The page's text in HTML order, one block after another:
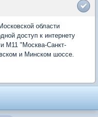
области
доступ к интернету
М11 "Москва-Санкт-
и Минском шоссе.